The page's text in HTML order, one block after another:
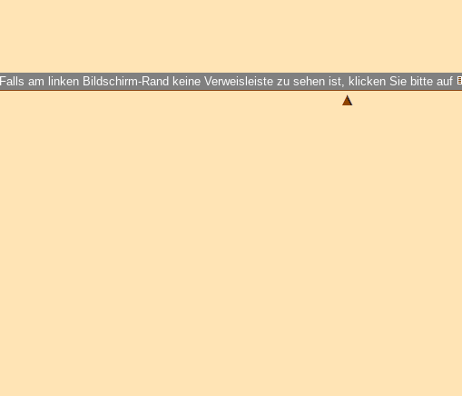
Falls am linken Bildschirm-Rand keine Verweisleiste zu sehen ist, klicken Sie bitte auf